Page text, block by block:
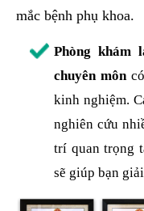
mắc bệnh phụ khoa.
Phòng
chuyên môncó
kinh nghiệm.
nghiên cứu
trí quan trọng
sẽ giúp bạn